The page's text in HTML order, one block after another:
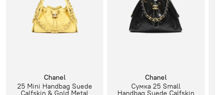
Chanel
25 Mini Handbag Suede
Calfskin & Gold Metal
Chanel
Сумка 25 Small
Handbag Suede Calfskin